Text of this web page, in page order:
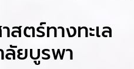
ตร์ทางทะเล
ลัยบูรพา